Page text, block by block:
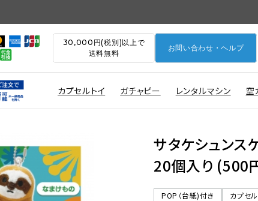
30,000円(税別)以上で
送料無料
お問い合わせ・ヘルプ
カプセルトイ ガチャピー レンタルマシン 空
サタケシュンス
20個入り (500
POP（台紙)付き
カプセ